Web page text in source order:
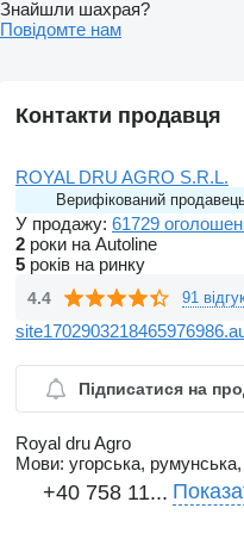
Знайшли шахрая?
Повідомте нам
Контакти продавця
ROYAL DRU AGRO S.R.L.
Верифікований
У продажу: 61729
2 роки на Autoline
5 років на ринку
4.4 91
Підписатися на
Royal dru Agro
Мови: угорська, румунська,
+40 758 11...